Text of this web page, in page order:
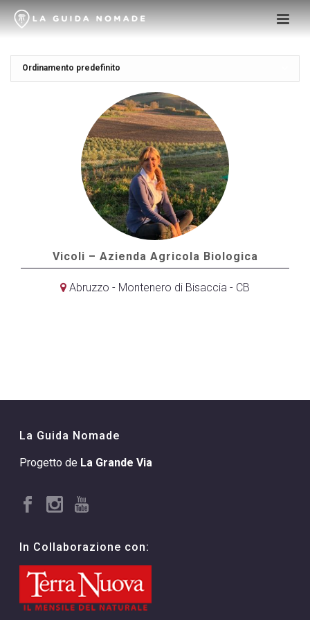
Vicoli – Azienda Agricola Biologica
Abruzzo - Montenero di Bisaccia - CB
La Guida Nomade
Progetto de La Grande Via
In Collaborazione con: